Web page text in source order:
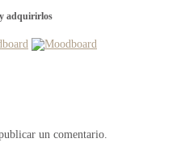
adquirirlos
un comentario.